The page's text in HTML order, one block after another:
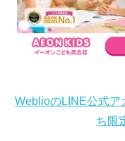
WeblioのLINE公式ア
ち限